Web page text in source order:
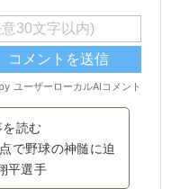
を読む
で野球の神髄に迫
平選手